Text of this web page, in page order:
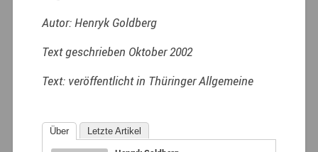
Autor: Henryk Goldberg
Text geschrieben Oktober 2002
Text: veröffentlicht in Thüringer Allgemeine
Über Letzte Artikel